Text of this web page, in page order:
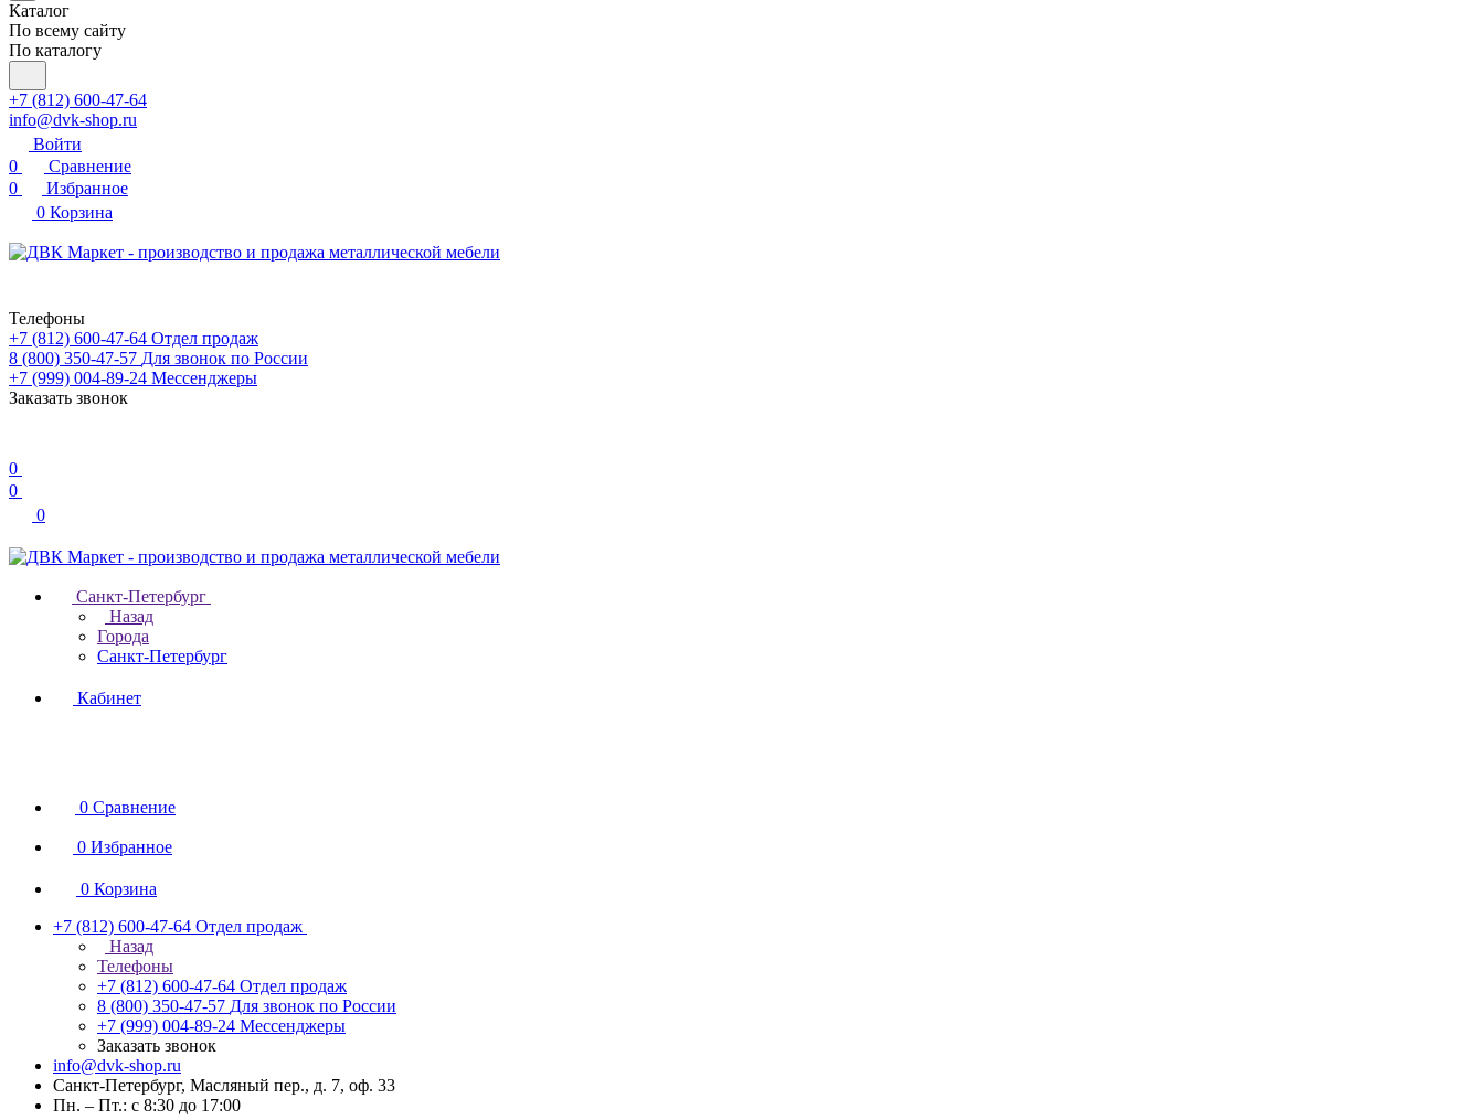
Каталог
По всему сайту
По каталогу
+7 (812) 600-47-64
info@dvk-shop.ru
Войти
0
Сравнение
0
Избранное
0 Корзина
Телефоны
+7 (812) 600-47-64 Отдел продаж
8 (800) 350-47-57 Для звонок по России
+7 (999) 004-89-24 Мессенджеры
Заказать звонок
0
0
0
Санкт-Петербург
Назад
Города
Санкт-Петербург
Кабинет
0 Сравнение
0 Избранное
0 Корзина
+7 (812) 600-47-64 Отдел продаж
Назад
Телефоны
+7 (812) 600-47-64 Отдел продаж
8 (800) 350-47-57 Для звонок по России
+7 (999) 004-89-24 Мессенджеры
Заказать звонок
info@dvk-shop.ru
Санкт-Петербург, Масляный пер., д. 7, оф. 33
Пн. – Пт.: с 8:30 до 17:00